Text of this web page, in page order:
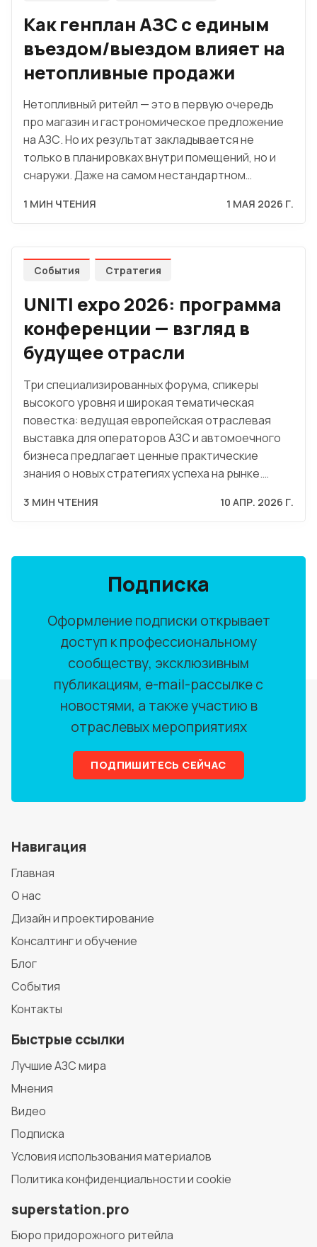
Как генплан АЗС с единым
въездом/выездом влияет на
нетопливные продажи
Нетопливный ритейл — это в первую очередь
про магазин и гастрономическое предложение
на АЗС. Но их результат закладывается не
только в планировках внутри помещений, но и
снаружи. Даже на самом нестандартном…
1 МИН ЧТЕНИЯ 1 МАЯ 2026 Г.
События Стратегия
UNITI expo 2026: программа
конференции — взгляд в
будущее отрасли
Три специализированных форума, спикеры
высокого уровня и широкая тематическая
повестка: ведущая европейская отраслевая
выставка для операторов АЗС и автомоечного
бизнеса предлагает ценные практические
знания о новых стратегиях успеха на рынке.…
3 МИН ЧТЕНИЯ 10 АПР. 2026 Г.
Подписка
Оформление подписки открывает
доступ к профессиональному
сообществу, эксклюзивным
публикациям, e-mail-рассылке с
новостями, а также участию в
отраслевых мероприятиях
ПОДПИШИТЕСЬ СЕЙЧАС
Навигация
Главная
О нас
Дизайн и проектирование
Консалтинг и обучение
Блог
События
Контакты
Быстрые ссылки
Лучшие АЗС мира
Мнения
Видео
Подписка
Условия использования материалов
Политика конфиденциальности и cookie
superstation.pro
Бюро придорожного ритейла